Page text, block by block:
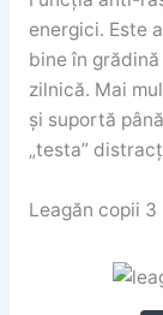
energici. Este
bine în
zilnică. Mai
și suportă
„testa”
Leagăn copii 3